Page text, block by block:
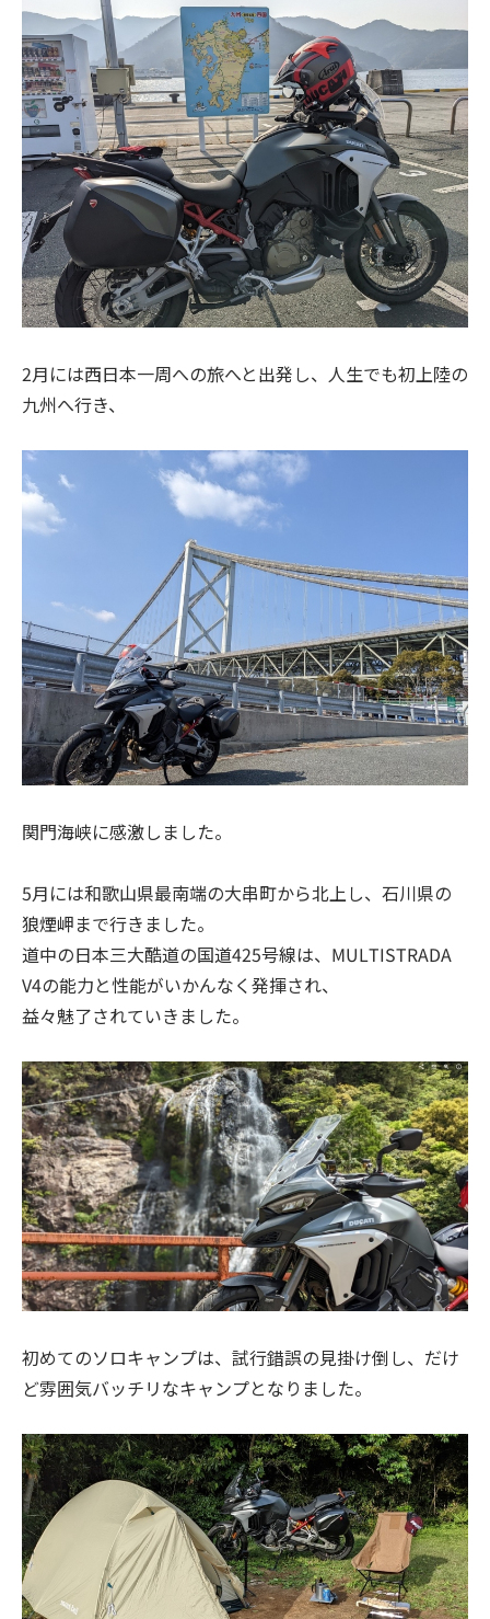
2月には西日本一周への旅へと出発し、人生でも初上陸の
九州へ行き、
関門海峡に感激しました。
5月には和歌山県最南端の大串町から北上し、石川県の
狼煙岬まで行きました。
道中の日本三大酷道の国道425号線は、MULTISTRADA
V4の能力と性能がいかんなく発揮され、
益々魅了されていきました。
初めてのソロキャンプは、試行錯誤の見掛け倒し、だけ
ど雰囲気バッチリなキャンプとなりました。